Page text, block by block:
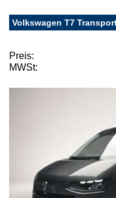
Volkswagen T7
Preis:
MWSt: